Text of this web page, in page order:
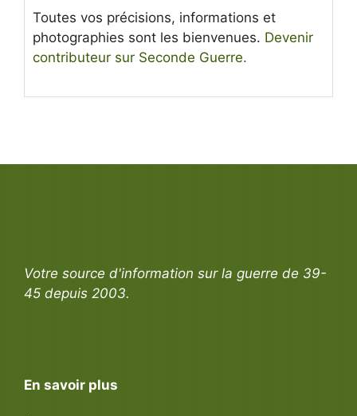
Toutes vos précisions, informations et
photographies sont les bienvenues. Devenir
contributeur sur Seconde Guerre.
Votre source d'information sur la guerre de 39-
45 depuis 2003.
En savoir plus